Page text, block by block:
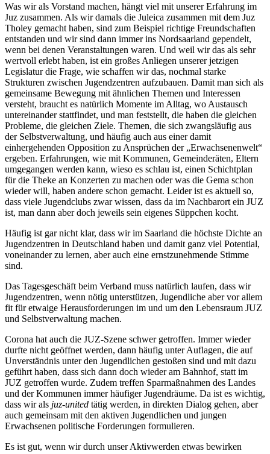
Was wir als Vorstand machen, hängt viel mit unserer Erfahrung im
Juz zusammen. Als wir damals die Juleica zusammen mit dem Juz
Tholey gemacht haben, sind zum Beispiel richtige Freundschaften
entstanden und wir sind dann immer ins Nordsaarland gependelt,
wenn bei denen Veranstaltungen waren. Und weil wir das als sehr
wertvoll erlebt haben, ist ein großes Anliegen unserer jetzigen
Legislatur die Frage, wie schaffen wir das, nochmal starke
Strukturen zwischen Jugendzentren aufzubauen. Damit man sich als
gemeinsame Bewegung mit ähnlichen Themen und Interessen
versteht, braucht es natürlich Momente im Alltag, wo Austausch
untereinander stattfindet, und man feststellt, die haben die gleichen
Probleme, die gleichen Ziele. Themen, die sich zwangsläufig aus
der Selbstverwaltung, und häufig auch aus einer damit
einhergehenden Opposition zu Ansprüchen der „Erwachsenenwelt“
ergeben. Erfahrungen, wie mit Kommunen, Gemeinderäten, Eltern
umgegangen werden kann, wieso es schlau ist, einen Schichtplan
für die Theke an Konzerten zu machen oder was die Gema schon
wieder will, haben andere schon gemacht. Leider ist es aktuell so,
dass viele Jugendclubs zwar wissen, dass da im Nachbarort ein JUZ
ist, man dann aber doch jeweils sein eigenes Süppchen kocht.
Häufig ist gar nicht klar, dass wir im Saarland die höchste Dichte an
Jugendzentren in Deutschland haben und damit ganz viel Potential,
voneinander zu lernen, aber auch eine ernstzunehmende Stimme
sind.
Das Tagesgeschäft beim Verband muss natürlich laufen, dass wir
Jugendzentren, wenn nötig unterstützen, Jugendliche aber vor allem
fit für etwaige Herausforderungen im und um den Lebensraum JUZ
und Selbstverwaltung machen.
Corona hat auch die JUZ-Szene schwer getroffen. Immer wieder
durfte nicht geöffnet werden, dann häufig unter Auflagen, die auf
Unverständnis unter den Jugendlichen gestoßen sind und mit dazu
geführt haben, dass sich dann doch wieder am Bahnhof, statt im
JUZ getroffen wurde. Zudem treffen Sparmaßnahmen des Landes
und der Kommunen immer häufiger Jugendräume. Da ist es wichtig,
dass wir als juz-united tätig werden, in direkten Dialog gehen, aber
auch gemeinsam mit den aktiven Jugendlichen und jungen
Erwachsenen politische Forderungen formulieren.
Es ist gut, wenn wir durch unser Aktivwerden etwas bewirken